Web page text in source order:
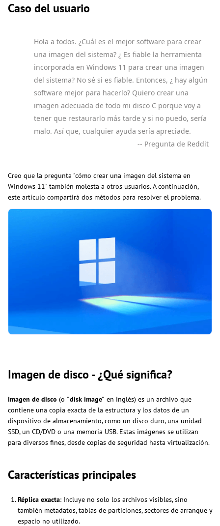
Caso del usuario
Hola a todos. ¿Cuál es el mejor software para crear
una imagen del sistema? ¿ Es fiable la herramienta
incorporada en Windows 11 para crear una imagen
del sistema? No sé si es fiable. Entonces, ¿ hay algún
software mejor para hacerlo? Quiero crear una
imagen adecuada de todo mi disco C porque voy a
tener que restaurarlo más tarde y si no puedo, sería
malo. Así que, cualquier ayuda sería apreciade.
-- Pregunta de Reddit
Creo que la pregunta "cómo crear una imagen del sistema en
Windows 11" también molesta a otros usuarios. A continuación,
este artículo compartirá dos métodos para resolver el problema.
Imagen de disco - ¿Qué significa?
Imagen de disco (o "disk image" en inglés) es un archivo que
contiene una copia exacta de la estructura y los datos de un
dispositivo de almacenamiento, como un disco duro, una unidad
SSD, un CD/DVD o una memoria USB. Estas imágenes se utilizan
para diversos fines, desde copias de seguridad hasta virtualización.
Características principales
Réplica exacta: Incluye no solo los archivos visibles, sino
también metadatos, tablas de particiones, sectores de arranque y
espacio no utilizado.